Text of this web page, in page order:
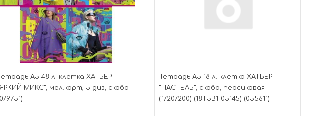
А5 48 л. клетка ХАТБЕР
МИКС", мел.карт, 5 диз, скоба
Тетрадь А5 18 л. клетка ХАТБЕР
"ПАСТЕЛЬ", скоба, персиковая
(1/20/200) (18Т5В1_05145) (055611)